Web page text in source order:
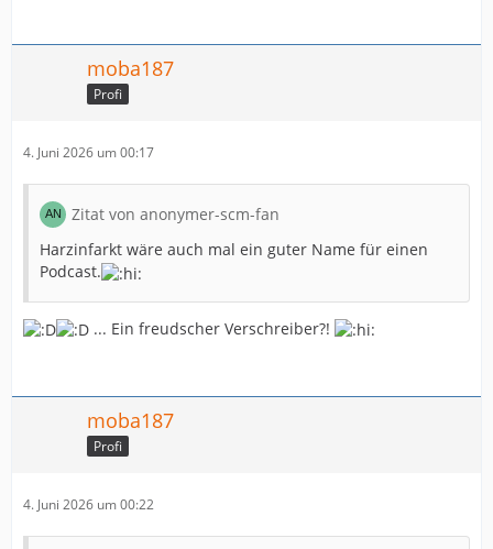
moba187
Profi
4. Juni 2026 um 00:17
Zitat von anonymer-scm-fan
Harzinfarkt wäre auch mal ein guter Name für einen
Podcast.
... Ein freudscher Verschreiber?!
moba187
Profi
4. Juni 2026 um 00:22